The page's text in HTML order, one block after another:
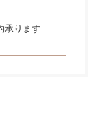
承ります